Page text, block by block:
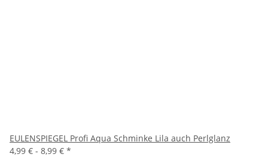
EULENSPIEGEL Profi Aqua Schminke Lila auch Perlglanz
4,99 € - 8,99 € *